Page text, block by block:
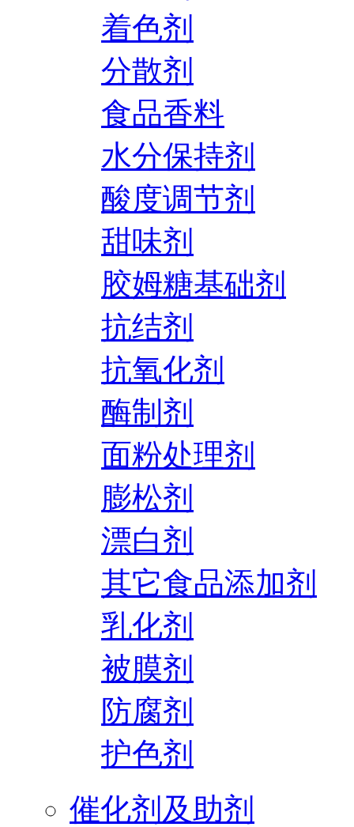
着色剂
分散剂
食品香料
水分保持剂
酸度调节剂
甜味剂
胶姆糖基础剂
抗结剂
抗氧化剂
酶制剂
面粉处理剂
膨松剂
漂白剂
其它食品添加剂
乳化剂
被膜剂
防腐剂
护色剂
催化剂及助剂